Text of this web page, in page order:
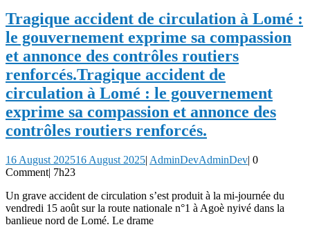
Tragique accident de circulation à Lomé :
le gouvernement exprime sa compassion
et annonce des contrôles routiers
renforcés.Tragique accident de
circulation à Lomé : le gouvernement
exprime sa compassion et annonce des
contrôles routiers renforcés.
16 August 202516 August 2025| AdminDevAdminDev| 0
Comment| 7h23
Un grave accident de circulation s’est produit à la mi-journée du
vendredi 15 août sur la route nationale n°1 à Agoè nyivé dans la
banlieue nord de Lomé. Le drame